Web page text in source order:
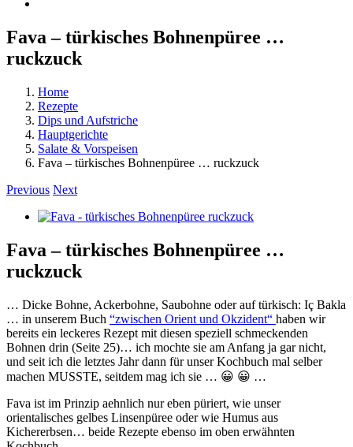
Fava – türkisches Bohnenpüree …
ruckzuck
Home
Rezepte
Dips und Aufstriche
Hauptgerichte
Salate & Vorspeisen
Fava – türkisches Bohnenpüree … ruckzuck
Previous Next
View
Image
Fava – türkisches Bohnenpüree …
ruckzuck
… Dicke Bohne, Ackerbohne, Saubohne oder auf türkisch: Iç Bakla
… in unserem Buch “zwischen Orient und Okzident“ haben wir
bereits ein leckeres Rezept mit diesen speziell schmeckenden
Bohnen drin (Seite 25)… ich mochte sie am Anfang ja gar nicht,
und seit ich die letztes Jahr dann für unser Kochbuch mal selber
machen MUSSTE, seitdem mag ich sie … 😀 😀 …
Fava ist im Prinzip aehnlich nur eben püriert, wie unser
orientalisches gelbes Linsenpüree oder wie Humus aus
Kichererbsen… beide Rezepte ebenso im oben erwähnten